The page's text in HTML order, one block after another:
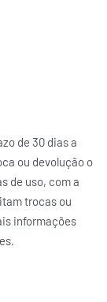
de 30 dias a
ou devolução o
de uso, com a
trocas ou
informações